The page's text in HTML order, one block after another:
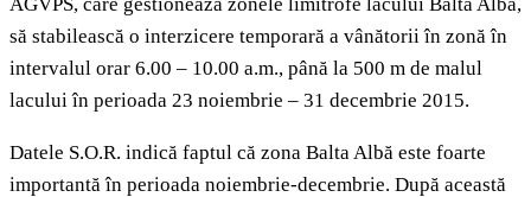
să stabilească o interzicere temporară a vânătorii în zonă în
intervalul orar 6.00 – 10.00 a.m., până la 500 m de malul
lacului în perioada 23 noiembrie – 31 decembrie 2015.
Datele S.O.R. indică faptul că zona Balta Albă este foarte
importantă în perioada noiembrie-decembrie. După această